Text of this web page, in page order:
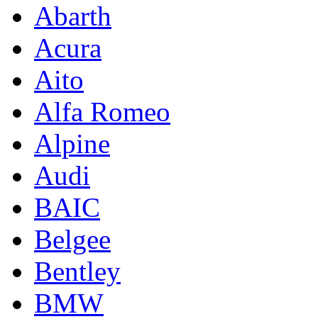
Abarth
Acura
Aito
Alfa Romeo
Alpine
Audi
BAIC
Belgee
Bentley
BMW